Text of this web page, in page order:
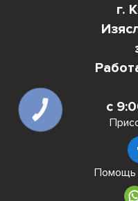
г.
с
Помощь
КНОПКА
СВЯЗИ